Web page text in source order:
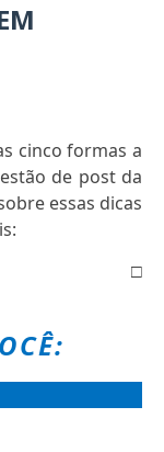
cinco formas a
de post da
essas dicas
□